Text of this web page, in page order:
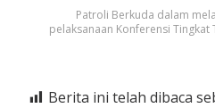
n
K
2
Patroli Berkuda dalam
pelaksanaan Konferensi Tingkat
Berita ini telah dibaca